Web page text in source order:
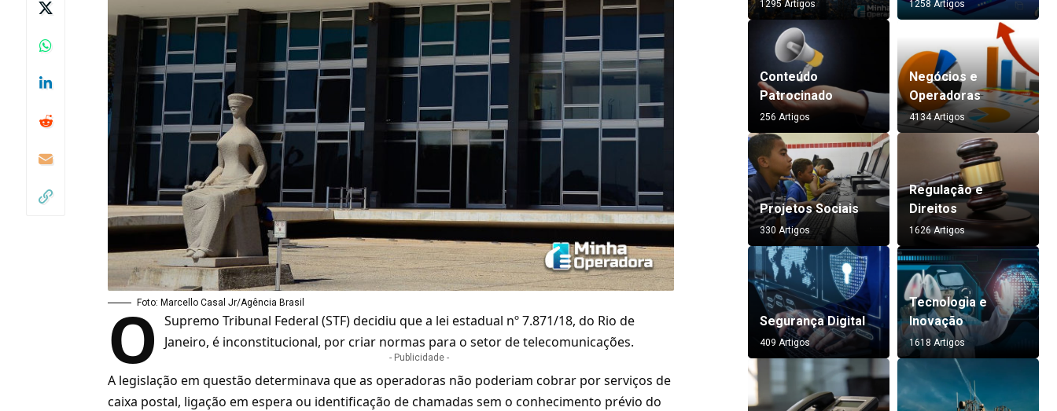
Foto: Marcello Casal Jr/Agência Brasil
O
Supremo Tribunal Federal (STF) decidiu que a lei estadual nº 7.871/18, do Rio de
Janeiro, é inconstitucional, por criar normas para o setor detelecomunicações.
- Publicidade -
A legislação em questão determinava que as operadoras não poderiam cobrar por serviços de
caixa postal, ligação em espera ou identificação de chamadas sem o conhecimento prévio do
1295 Artigos 1258 Artigos
Conteúdo
Patrocinado
256 Artigos
Negócios e
Operadoras
4134 Artigos
Projetos Sociais
330 Artigos
Regulação e
Direitos
1626 Artigos
Segurança Digital
409 Artigos
Tecnologia e
Inovação
1618 Artigos